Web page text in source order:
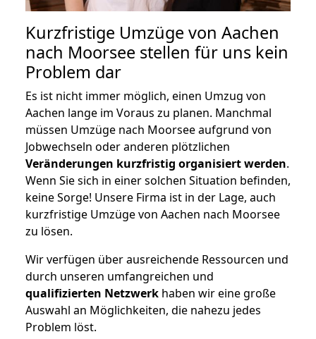
Kurzfristige Umzüge von Aachen
nach Moorsee stellen für uns kein
Problem dar
Es ist nicht immer möglich, einen Umzug von
Aachen lange im Voraus zu planen. Manchmal
müssen Umzüge nach Moorsee aufgrund von
Jobwechseln oder anderen plötzlichen
Veränderungen kurzfristig organisiert werden.
Wenn Sie sich in einer solchen Situation befinden,
keine Sorge! Unsere Firma ist in der Lage, auch
kurzfristige Umzüge von Aachen nach Moorsee
zu lösen.
Wir verfügen über ausreichende Ressourcen und
durch unseren umfangreichen und
qualifizierten Netzwerk haben wir eine große
Auswahl an Möglichkeiten, die nahezu jedes
Problem löst.